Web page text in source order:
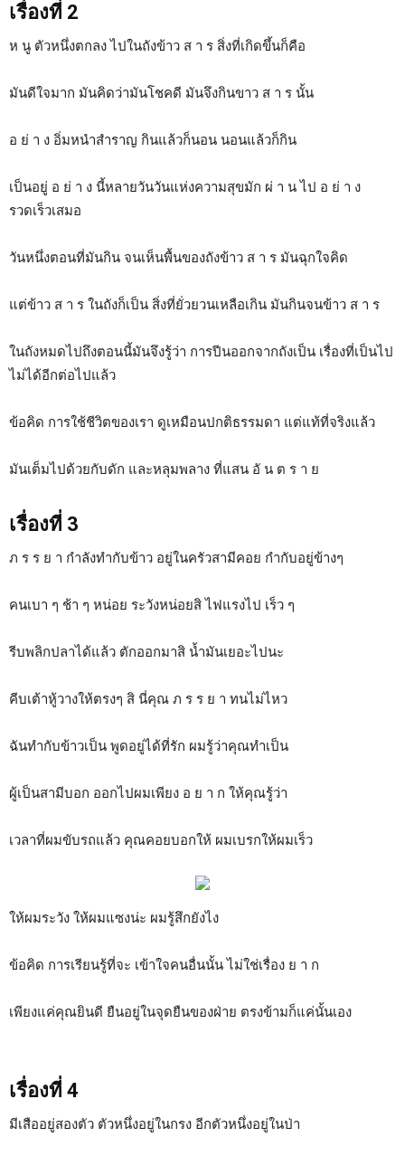
เรื่องที่ 2
ห นู ตัวหนึ่งตกลง ไปในถังข้าว ส า ร สิ่งที่เกิดขึ้นก็คือ
มันดีใจมาก มันคิดว่ามันโชคดี มันจึงกินขาว ส า ร นั้น
อ ย่ า ง อิ่มหนำสำราญ กินแล้วก็นอน นอนแล้วก็กิน
เป็นอยู่ อ ย่ า ง นี้หลายวันวันแห่งความสุขมัก ผ่ า น ไป อ ย่ า ง
รวดเร็วเสมอ
วันหนึ่งตอนที่มันกิน จนเห็นพื้นของถังข้าว ส า ร มันฉุกใจคิด
แต่ข้าว ส า ร ในถังก็เป็น สิ่งที่ยั่วยวนเหลือเกิน มันกินจนข้าว ส า ร
ในถังหมดไปถึงตอนนี้มันจึงรู้ว่า การปีนออกจากถังเป็น เรื่องที่เป็นไป
ไม่ได้อีกต่อไปแล้ว
ข้อคิด การใช้ชีวิตของเรา ดูเหมือนปกติธรรมดา แต่แท้ที่จริงแล้ว
มันเต็มไปด้วยกับดัก และหลุมพลาง ที่แสน อั น ต ร า ย
เรื่องที่ 3
ภ ร ร ย า กำลังทำกับข้าว อยู่ในครัวสามีคอย กำกับอยู่ข้างๆ
คนเบา ๆ ช้า ๆ หน่อย ระวังหน่อยสิ ไฟแรงไป เร็ว ๆ
รีบพลิกปลาได้แล้ว ตักออกมาสิ น้ำมันเยอะไปนะ
คีบเต้าหู้วางให้ตรงๆ สิ นี่คุณ ภ ร ร ย า ทนไม่ไหว
ฉันทำกับข้าวเป็น พูดอยู่ได้ที่รัก ผมรู้ว่าคุณทำเป็น
ผู้เป็นสามีบอก ออกไปผมเพียง อ ย า ก ให้คุณรู้ว่า
เวลาที่ผมขับรถแล้ว คุณคอยบอกให้ ผมเบรกให้ผมเร็ว
ให้ผมระวัง ให้ผมแซงน่ะ ผมรู้สึกยังไง
ข้อคิด การเรียนรู้ที่จะ เข้าใจคนอื่นนั้น ไม่ใช่เรื่อง ย า ก
เพียงแค่คุณยินดี ยืนอยู่ในจุดยืนของฝ่าย ตรงข้ามก็แค่นั้นเอง
เรื่องที่ 4
มีเสืออยู่สองตัว ตัวหนึ่งอยู่ในกรง อีกตัวหนึ่งอยู่ในป่า